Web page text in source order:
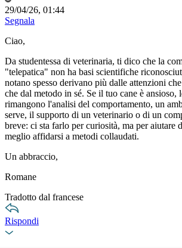
29/04/26, 01:44
Segnala
Ciao,
Da studentessa di veterinaria, ti dico che la
"telepatica" non ha basi scientifiche
notano spesso derivano più dalle attenzioni
che dal metodo in sé. Se il tuo cane è ansioso,
rimangono l'analisi del comportamento, un
serve, il supporto di un veterinario o di un
breve: ci sta farlo per curiosità, ma per aiutare
meglio affidarsi a metodi collaudati.
Un abbraccio,
Romane
Tradotto dal francese
Rispondi